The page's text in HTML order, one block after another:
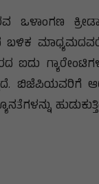
ಒಳಾಂಗಣ
ಐದು
ಬಿಜೆಪಿಯವರಿಗೆ